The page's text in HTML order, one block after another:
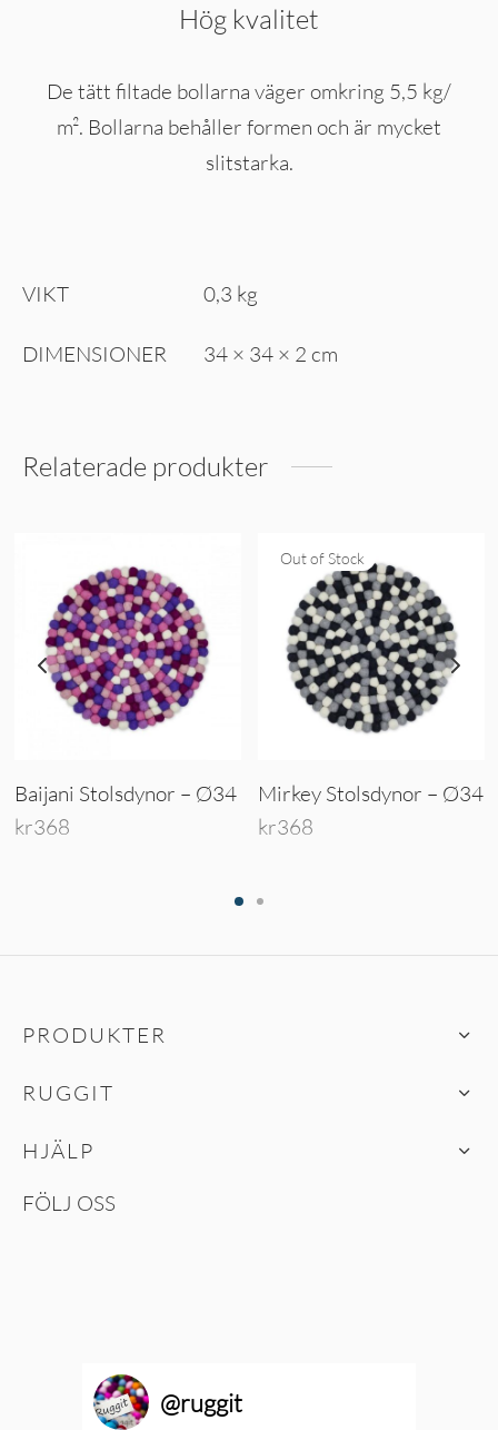
Hög kvalitet
De tätt filtade bollarna väger omkring 5,5 kg/
m². Bollarna behåller formen och är mycket
slitstarka.
VIKT 0,3 kg
DIMENSIONER 34 × 34 × 2 cm
Relaterade produkter
Baijani Stolsdynor – Ø34
kr368
Out of Stock
Mirkey Stolsdynor – Ø34
kr368
PRODUKTER
RUGGIT
HJÄLP
FÖLJ OSS
@ruggit